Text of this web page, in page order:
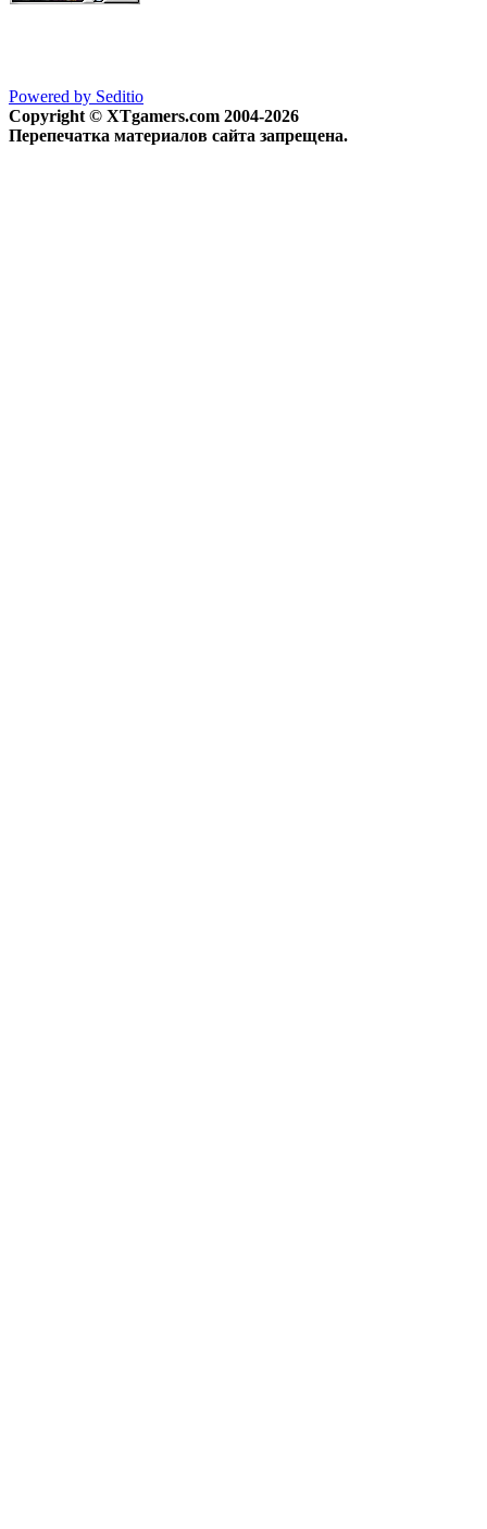
Powered by Seditio
Copyright © XTgamers.com 2004-2026
Перепечатка материалов сайта запрещена.